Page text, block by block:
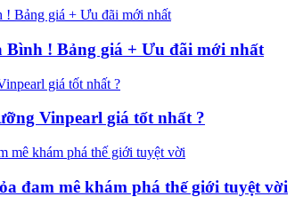
Bình ! Bảng giá + Ưu đãi mới nhất
Vinpearl giá tốt nhất ?
đam mê khám phá thế giới tuyệt vời